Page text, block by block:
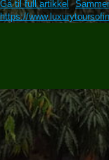
Gå til full artikkel
https://